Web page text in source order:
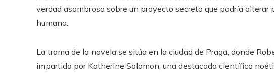
verdad asombrosa sobre un proyecto secreto que podría
humana.
La trama de la novela se sitúa en la ciudad de Praga, donde
impartida por Katherine Solomon, una destacada científica